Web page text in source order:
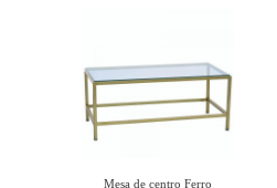
Mesa de centro Ferro